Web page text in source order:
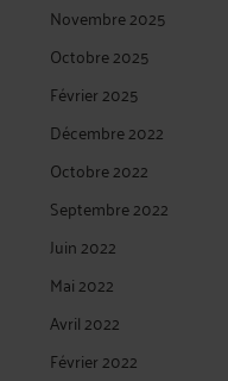
Novembre 2025
Octobre 2025
Février 2025
Décembre 2022
Octobre 2022
Septembre 2022
Juin 2022
Mai 2022
Avril 2022
Février 2022